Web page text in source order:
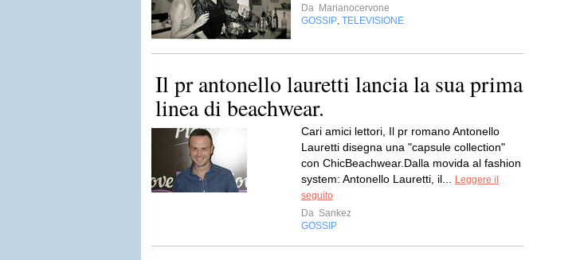
Da Marianocervone
GOSSIP TELEVISIONE
Il pr antonello lauretti lancia la sua prima
linea di beachwear.
Cari amici lettori, Il pr romano Antonello
Lauretti disegna una "capsule collection"
con ChicBeachwear.Dalla movida al fashion
system: Antonello Lauretti, il...
Leggere il
seguito
Da Sankez
GOSSIP